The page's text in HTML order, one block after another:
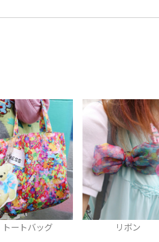
リボン タイツ